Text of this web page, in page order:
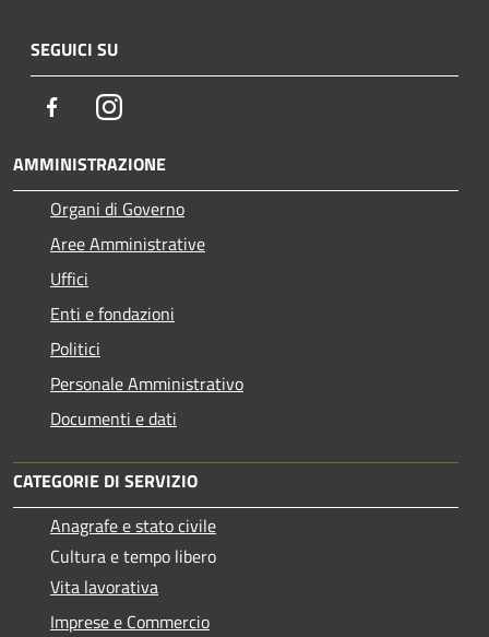
SEGUICI SU
FacebookInstagram
AMMINISTRAZIONE
Organi di Governo
Aree Amministrative
Uffici
Enti e fondazioni
Politici
Personale Amministrativo
Documenti e dati
CATEGORIE DI SERVIZIO
Anagrafe e stato civile
Cultura e tempo libero
Vita lavorativa
Imprese e Commercio